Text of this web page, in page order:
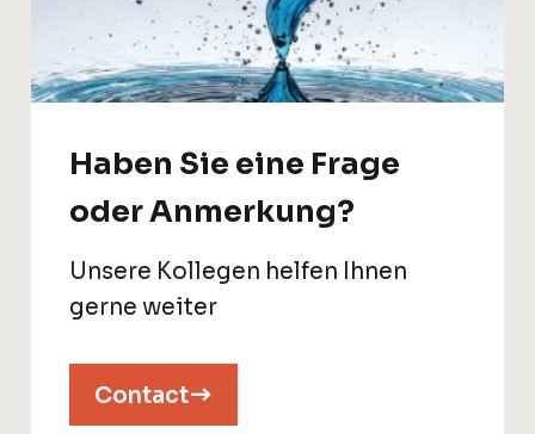
Haben Sie eine Frage
oder Anmerkung?
Unsere Kollegen helfen Ihnen
gerne weiter
Contact